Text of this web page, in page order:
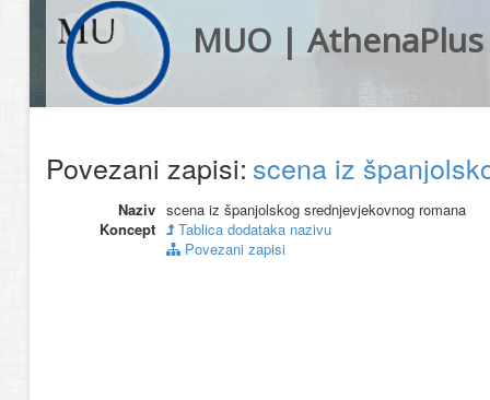
MUO | AthenaPlus
Povezani zapisi: scena iz
Naziv scena iz španjolskog srednjevjekovnog romana
Koncept
Tablica dodataka nazivu
Povezani zapisi